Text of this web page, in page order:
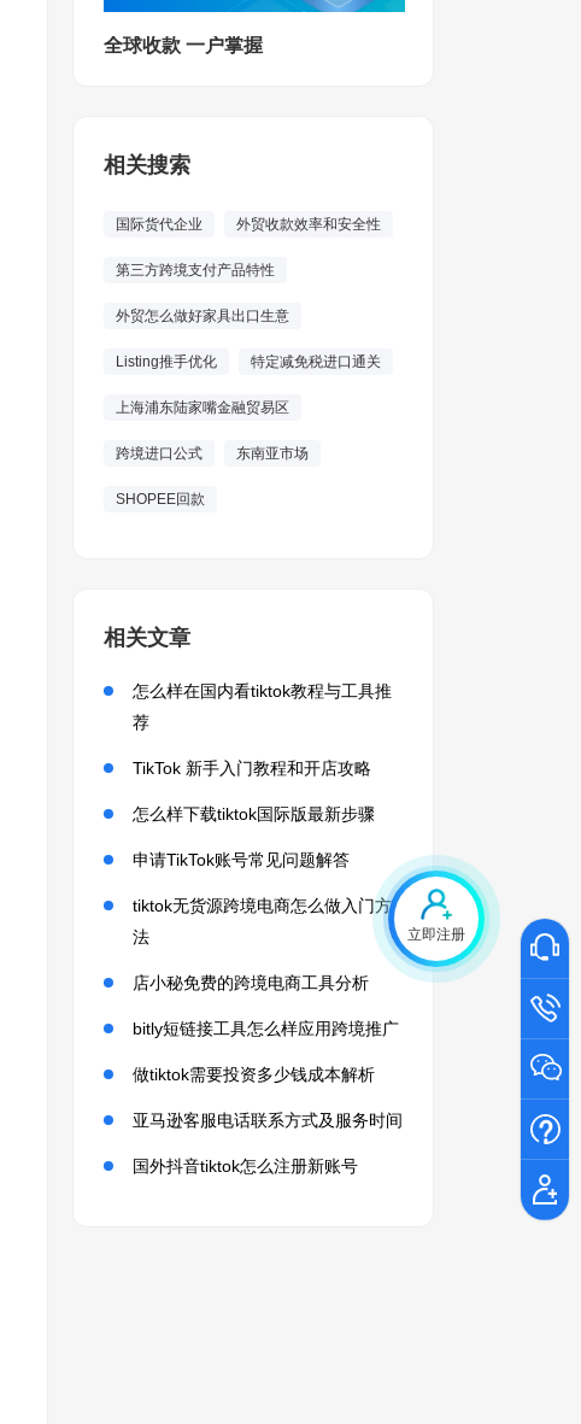
立即注册
全球收款 一户掌握
相关搜索
国际货代企业 外贸收款效率和安全性
第三方跨境支付产品特性
外贸怎么做好家具出口生意
Listing推手优化 特定减免税进口通关
上海浦东陆家嘴金融贸易区
跨境进口公式 东南亚市场
SHOPEE回款
相关文章
怎么样在国内看tiktok教程与工具推
荐
TikTok 新手入门教程和开店攻略
怎么样下载tiktok国际版最新步骤
申请TikTok账号常见问题解答
tiktok无货源跨境电商怎么做入门方
法
店小秘免费的跨境电商工具分析
bitly短链接工具怎么样应用跨境推广
做tiktok需要投资多少钱成本解析
亚马逊客服电话联系方式及服务时间
国外抖音tiktok怎么注册新账号